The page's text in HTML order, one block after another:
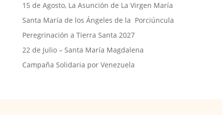
p
15 de Agosto, La Asunción de La Virgen María
Santa María de los Ángeles de la Porciúncula
Peregrinación a Tierra Santa 2027
22 de Julio – Santa María Magdalena
Campaña Solidaria por Venezuela